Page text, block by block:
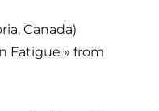
Canada)
Fatigue » from